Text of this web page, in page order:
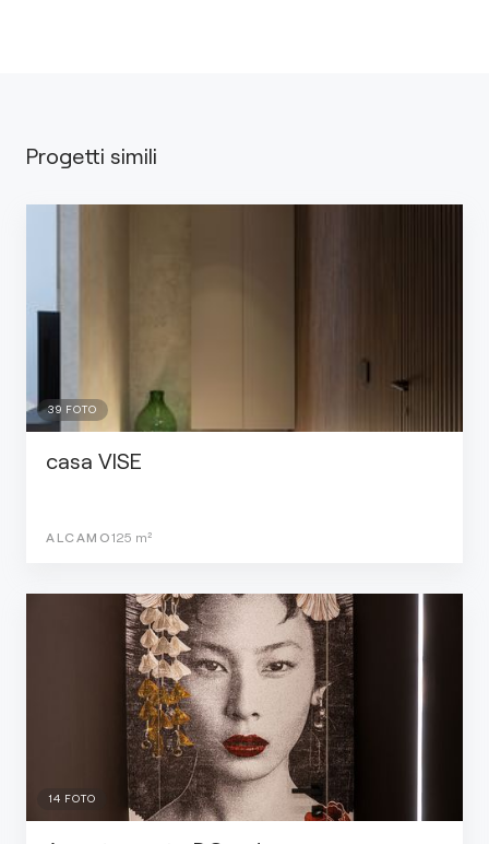
Progetti simili
39 FOTO
casa VISE
ALCAMO125 m²
14 FOTO